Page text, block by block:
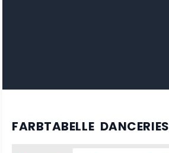
FARBTABELLE DANCERIES